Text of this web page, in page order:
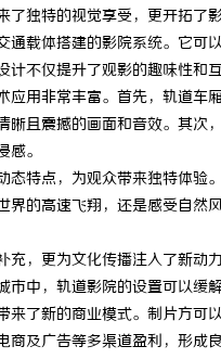
了独特的视觉享受，更开拓了
通载体搭建的影院系统。它
计不仅提升了观影的趣味性和
应用非常丰富。首先，轨道
晰且震撼的画面和音效。其
。
态特点，为观众带来独特体
界的高速飞翔，还是感受自
充，更为文化传播注入了新
市中，轨道影院的设置可以
来了新的商业模式。制片方
商及广告等多渠道盈利，形成